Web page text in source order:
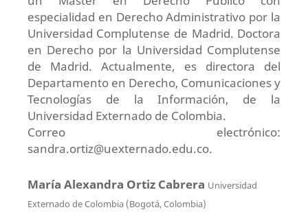
especialidad en Derecho Administrativo por la
Universidad Complutense de Madrid. Doctora
en Derecho por la Universidad Complutense
de Madrid. Actualmente, es directora del
Departamento en Derecho, Comunicaciones y
Tecnologías de la Información, de la
Universidad Externado de Colombia.
Correo electrónico:
sandra.ortiz@uexternado.edu.co.
María Alexandra Ortiz Cabrera Universidad
Externado de Colombia (Bogotá, Colombia)